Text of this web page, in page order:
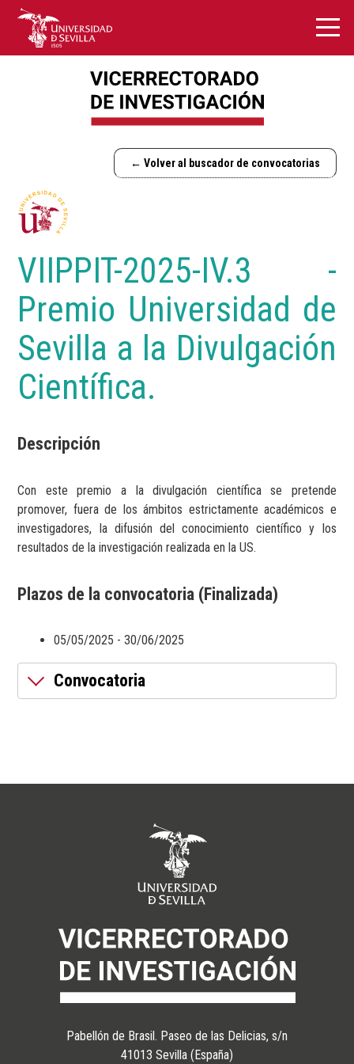
← Volver al buscador de convocatorias
VIIPPIT-2025-IV.3 -
Premio Universidad de
Sevilla a la Divulgación
Científica.
Descripción
Con este premio a la divulgación científica se pretende
promover, fuera de los ámbitos estrictamente académicos e
investigadores, la difusión del conocimiento científico y los
resultados de la investigación realizada en la US.
Plazos de la convocatoria (Finalizada)
05/05/2025 - 30/06/2025
Convocatoria
Pabellón de Brasil. Paseo de las Delicias, s/n
41013 Sevilla (España)